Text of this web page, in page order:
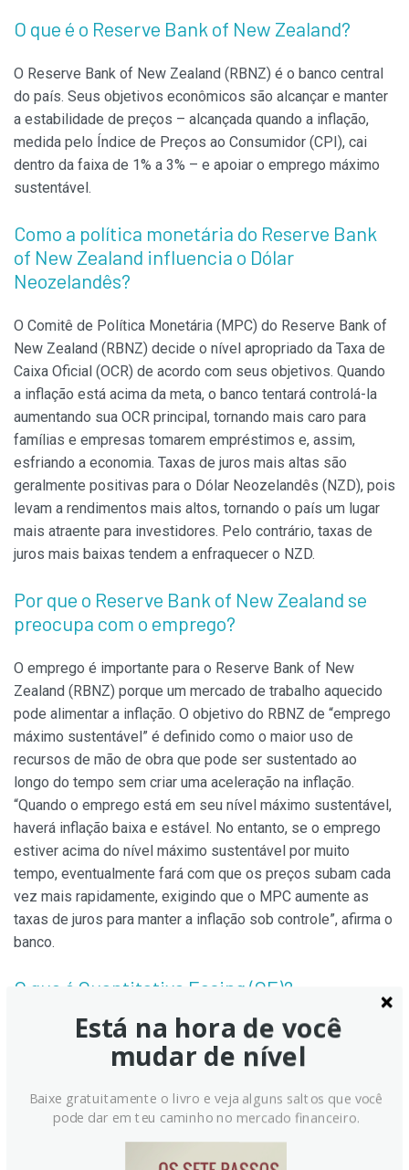
O que é o Reserve Bank of New Zealand?
O Reserve Bank of New Zealand (RBNZ) é o banco central
do país. Seus objetivos econômicos são alcançar e manter
a estabilidade de preços – alcançada quando a inflação,
medida pelo Índice de Preços ao Consumidor (CPI), cai
dentro da faixa de 1% a 3% – e apoiar o emprego máximo
sustentável.
Como a política monetária do Reserve Bank
of New Zealand influencia o Dólar
Neozelandês?
O Comitê de Política Monetária (MPC) do Reserve Bank of
New Zealand (RBNZ) decide o nível apropriado da Taxa de
Caixa Oficial (OCR) de acordo com seus objetivos. Quando
a inflação está acima da meta, o banco tentará controlá-la
aumentando sua OCR principal, tornando mais caro para
famílias e empresas tomarem empréstimos e, assim,
esfriando a economia. Taxas de juros mais altas são
geralmente positivas para o Dólar Neozelandês (NZD), pois
levam a rendimentos mais altos, tornando o país um lugar
mais atraente para investidores. Pelo contrário, taxas de
juros mais baixas tendem a enfraquecer o NZD.
Por que o Reserve Bank of New Zealand se
preocupa com o emprego?
O emprego é importante para o Reserve Bank of New
Zealand (RBNZ) porque um mercado de trabalho aquecido
pode alimentar a inflação. O objetivo do RBNZ de “emprego
máximo sustentável” é definido como o maior uso de
recursos de mão de obra que pode ser sustentado ao
longo do tempo sem criar uma aceleração na inflação.
“Quando o emprego está em seu nível máximo sustentável,
haverá inflação baixa e estável. No entanto, se o emprego
estiver acima do nível máximo sustentável por muito
tempo, eventualmente fará com que os preços subam cada
vez mais rapidamente, exigindo que o MPC aumente as
taxas de juros para manter a inflação sob controle”, afirma o
banco.
O que é Quantitative Easing (QE)?
Em situações extremas, o Reserve Bank of New Zealand
(RBNZ) pode implementar uma ferramenta de política
pelo qual o RBNZ imprime moeda local e a usa para
comprar ativos – geralmente títulos do governo ou
corporativos – de bancos e outras instituições financeiras
Está na hora de você
mudar de nível
Baixe gratuitamente o livro e veja alguns saltos que você
pode dar em teu caminho no mercado financeiro.